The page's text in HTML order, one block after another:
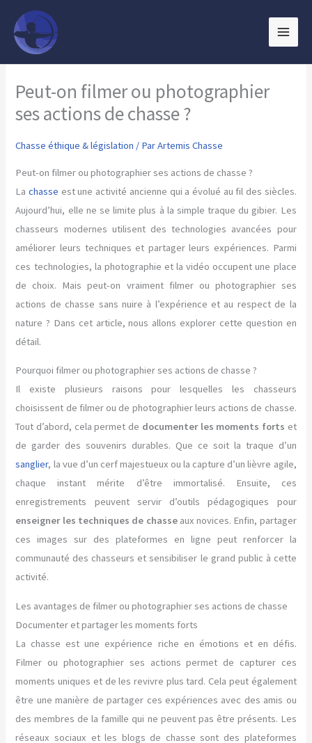
contenu
Peut-on filmer ou photographier
ses actions de chasse ?
Chasse éthique & législation / ParArtemis Chasse
Peut-on filmer ou photographier ses actions de chasse ?
Lachasse est une activité ancienne qui a évolué au fil des siècles.
Aujourd’hui, elle ne se limite plus à la simple traque du gibier. Les
chasseurs modernes utilisent des technologies avancées pour
améliorer leurs techniques et partager leurs expériences. Parmi
ces technologies, la photographie et la vidéo occupent une place
de choix. Mais peut-on vraiment filmer ou photographier ses
actions de chasse sans nuire à l’expérience et au respect de la
nature ? Dans cet article, nous allons explorer cette question en
détail.
Pourquoi filmer ou photographier ses actions de chasse ?
Il existe plusieurs raisons pour lesquelles les chasseurs
choisissent de filmer ou de photographier leurs actions de chasse.
Tout d’abord, cela permet de documenter les moments forts et
de garder des souvenirs durables. Que ce soit la traque d’un
sanglier, la vue d’un cerf majestueux ou la capture d’un lièvre agile,
chaque instant mérite d’être immortalisé. Ensuite, ces
enregistrements peuvent servir d’outils pédagogiques pour
enseigner les techniques de chasseaux novices. Enfin, partager
ces images sur des plateformes en ligne peut renforcer la
communauté des chasseurs et sensibiliser le grand public à cette
activité.
Les avantages de filmer ou photographier ses actions de chasse
Documenter et partager les moments forts
La chasse est une expérience riche en émotions et en défis.
Filmer ou photographier ses actions permet de capturer ces
moments uniques et de les revivre plus tard. Cela peut également
être une manière de partager ces expériences avec des amis ou
des membres de la famille qui ne peuvent pas être présents. Les
réseaux sociaux et les blogs de chasse sont des plateformes